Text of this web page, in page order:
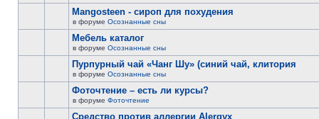
Mangosteen - сироп для похудения
в форуме Осознанные сны
Мебель каталог
в форуме Осознанные сны
Пурпурный чай «Чанг Шу» (синий чай, клитория
в форуме Осознанные сны
Фоточтение – есть ли курсы?
в форуме Фоточтение
Cредство против аллергии Alergyx